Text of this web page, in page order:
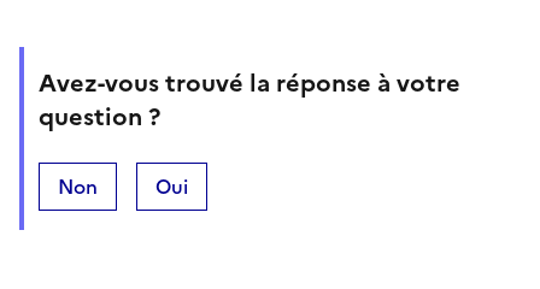
Avez-vous trouvé la réponse à votre
question ?
Non Oui